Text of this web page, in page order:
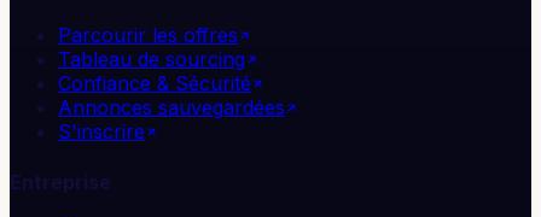
Parcourir les offres
Tableau de sourcing
Confiance & Sécurité
Annonces sauvegardées
S'inscrire
Entreprise